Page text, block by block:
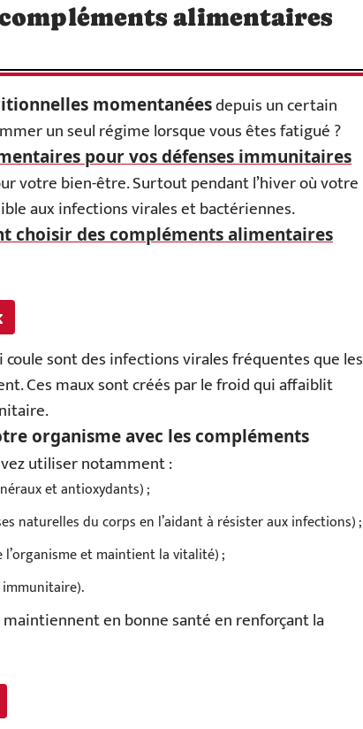
alimentaires
momentanéesdepuis un certain
un seul régime lorsque vous êtes fatigué ?
pour vos défenses immunitaires
votre bien-être. Surtout pendant l’hiver où votre
aux infections virales et bactériennes.
choisir des compléments alimentaires
coule sont des infections virales fréquentes que les
Ces maux sont créés par le froid qui affaiblit
organisme avec les compléments
utiliser notamment :
et antioxydants) ;
naturelles du corps en l’aidant à résister aux infections) ;
et maintient la vitalité) ;
en bonne santé en renforçant la